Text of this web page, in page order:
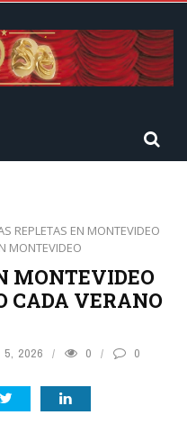
REPLETAS EN MONTEVIDEO
MONTEVIDEO
MONTEVIDEO
CADA VERANO
5, 2026 0 0